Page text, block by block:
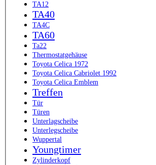
TA12
TA40
TA4C
TA60
Ta22
Thermostatgehäuse
Toyota Celica 1972
Toyota Celica Cabriolet 1992
Toyota Celica Emblem
Treffen
Tür
Türen
Unterlagscheibe
Unterlegscheibe
Wuppertal
Youngtimer
Zylinderkopf